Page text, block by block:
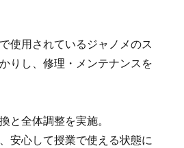
☆
北
九
ミ
シ
使用されているジャノメのス
りし、修理・メンテナンスを
と全体調整を実施。
安心して授業で使える状態に